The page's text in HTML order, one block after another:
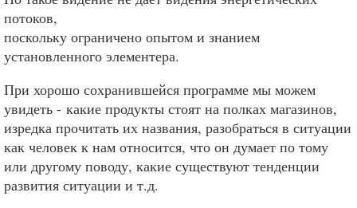
потоков,
поскольку ограничено опытом и знанием
установленного элементера.
При хорошо сохранившейся программе мы можем
увидеть - какие продукты стоят на полках магазинов,
изредка прочитать их названия, разобраться в ситуации
как человек к нам относится, что он думает по тому
или другому поводу, какие существуют тенденции
развития ситуации и т.д.